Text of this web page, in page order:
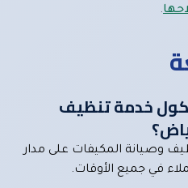
.
خدمة تنظيف
وصيانة المكيفات على مدار